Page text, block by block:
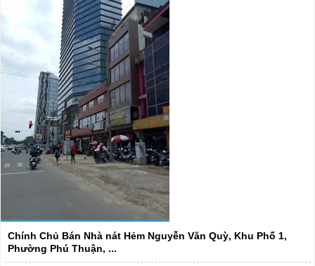
Chính Chủ Bán Nhà nát Hẻm Nguyễn Văn Quỳ, Khu Phố 1,
Phường Phú Thuận, ...